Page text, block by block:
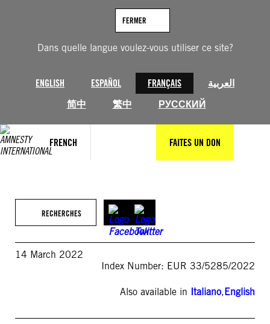
Dans quelle langue voulez-vous utiliser ce site?
ENGLISH ESPAÑOL FRANÇAIS
العربية
简中
繁中 РУССКИЙ
FERMER
FRENCH FAITES UN DON
RECHERCHES
14 March 2022
Index Number: EUR 33/5285/2022
Also available in Italiano,English